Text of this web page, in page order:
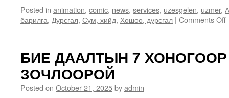
Posted in animation, comic, news, services, uzesgelen, uzmer,
барилга, Дурсгал, Сүм, хийд, Хөшөө, дурсгал | Comments Off
БИЕ ДААЛТЫН 7
ЗОЧЛООРОЙ
Posted on October 21, 2025byadmin